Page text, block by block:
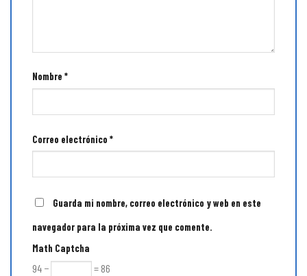
Nombre *
Correo electrónico *
Guarda mi nombre, correo electrónico y web en este
navegador para la próxima vez que comente.
Math Captcha
94 − = 86